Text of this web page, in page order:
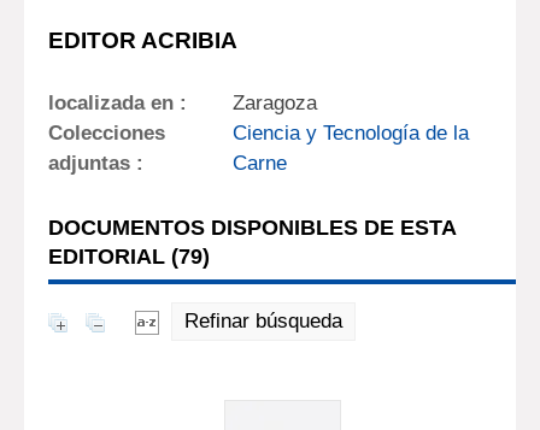
EDITOR ACRIBIA
localizada en :
Zaragoza
Colecciones
adjuntas :
Ciencia y Tecnología de la
Carne
DOCUMENTOS DISPONIBLES DE ESTA
EDITORIAL (79)
Refinar búsqueda